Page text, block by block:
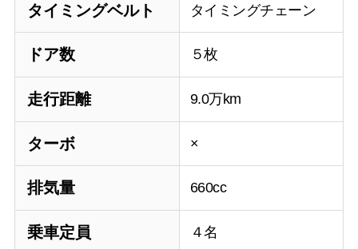
タイミングベルト タイミングチェーン
ドア数 ５枚
走行距離 9.0万km
ターボ ×
排気量 660cc
乗車定員 ４名